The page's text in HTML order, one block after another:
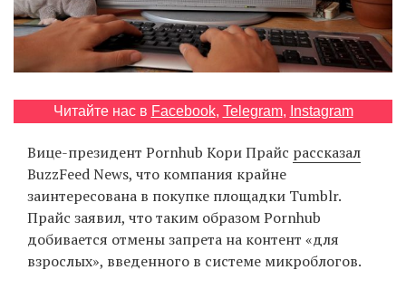
Читайте нас в Facebook, Telegram, Instagram
Вице-президент Pornhub Кори Прайс рассказал
BuzzFeed News, что компания крайне
заинтересована в покупке площадки Tumblr.
Прайс заявил, что таким образом Pornhub
добивается отмены запрета на контент «для
взрослых», введенного в системе микроблогов.